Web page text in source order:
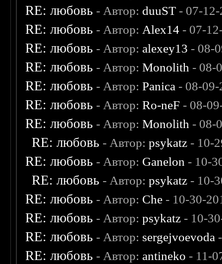
RE: любовь - Автор: duuST - 07-
RE: любовь - Автор: Alex14 - 07-
RE: любовь - Автор: alexey13 - 08-
RE: любовь - Автор:Monolith - 08-
RE: любовь - Автор:Panica - 08-
RE: любовь - Автор:Ro-neF - 08-
RE: любовь - Автор:Monolith - 08-
RE: любовь - Автор:psykatz - 10-
RE: любовь - Автор: Ganelon - 10-
RE: любовь - Автор:psykatz - 10-
RE: любовь - Автор: Che - 10-30-
RE: любовь - Автор:psykatz - 10-
RE: любовь - Автор: sergejvoevoda
RE: любовь - Автор: antineko - 11-